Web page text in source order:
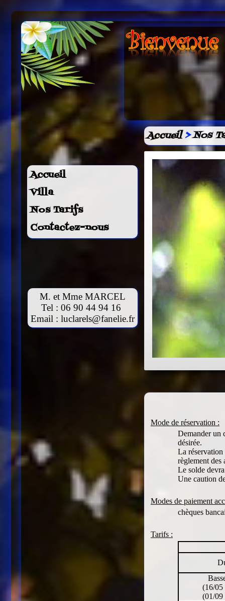
Accueil
Villa
Nos Tarifs
Contactez-nous
M. et Mme MARCEL
Tel : 06 90 44 94 16
Email : luclarels@fanelie.fr
Accueil>Nos
Mode de réservation :
Demander un
désirée.
La réservation
règlement des
Le solde
Une caution
Modes de paiement
chèques
Tarifs :
(16/05
(01/09